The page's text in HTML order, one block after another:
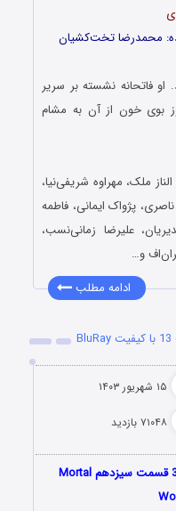
محمدرضا تخت‌کشیان
فاتحانه نشسته بر سریر
بوی خون از آن به مشام
الناز ملک، مهراوه شریفی‌نیا،
پژواک ایمانی، فاطمه
علیرضا زمانی‌نسب،
و…
ادامه مطلب
۱۵ شهریور ۱۴۰۳
۷۱۰۴۸ بازدید
دانلود فصل سوم سریال زخم کاری 3 قسمت سیزدهم Mortal